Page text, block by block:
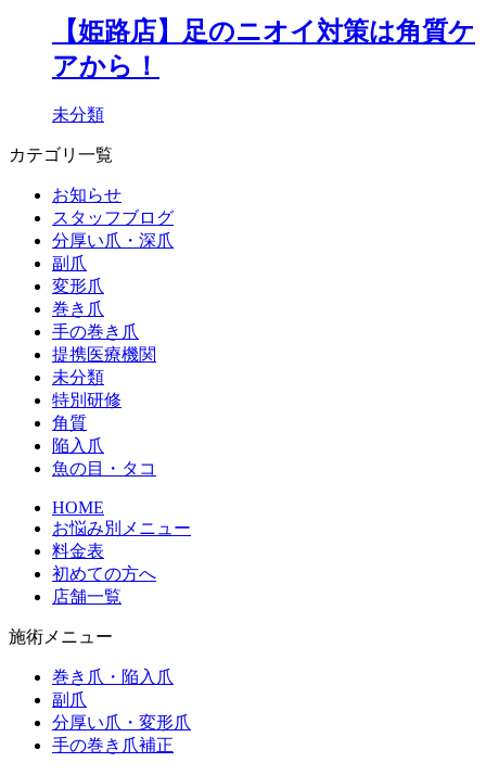
【姫路店】足のニオイ対策は角質ケ
アから！
未分類
カテゴリ一覧
お知らせ
スタッフブログ
分厚い爪・深爪
副爪
変形爪
巻き爪
手の巻き爪
提携医療機関
未分類
特別研修
角質
陥入爪
魚の目・タコ
HOME
お悩み別メニュー
料金表
初めての方へ
店舗一覧
施術メニュー
巻き爪・陥入爪
副爪
分厚い爪・変形爪
手の巻き爪補正